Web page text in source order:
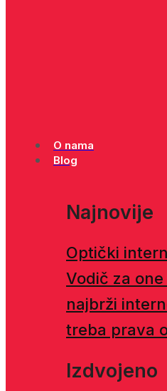
O nama
Blog
Najnovije
Optički
Vodič za
najbrži
treba prava
Izdvojeno